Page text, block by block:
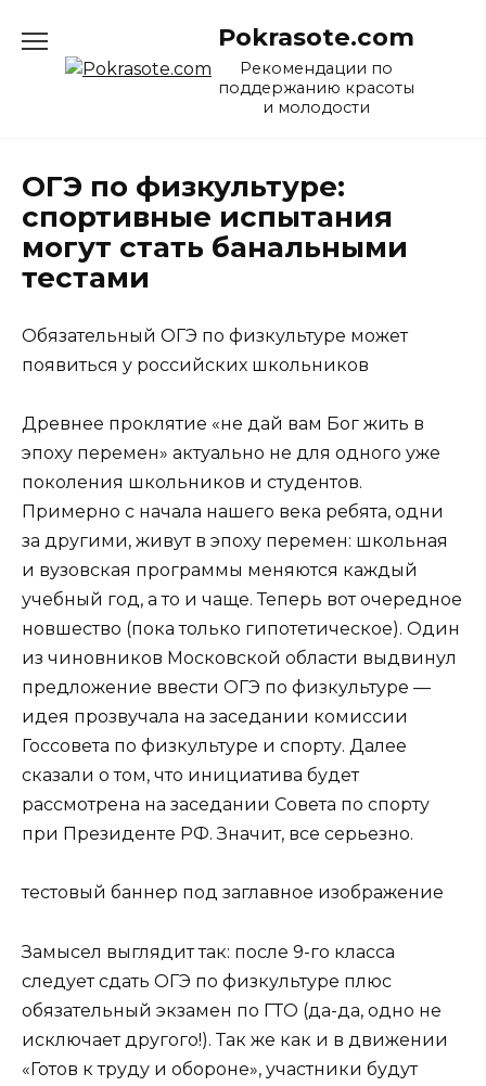
содержанию
Pokrasote.com
Рекомендации по
поддержанию красоты
и молодости
ОГЭ по физкультуре:
спортивные испытания
могут стать банальными
тестами
Обязательный ОГЭ по физкультуре может
появиться у российских школьников
Древнее проклятие «не дай вам Бог жить в
эпоху перемен» актуально не для одного уже
поколения школьников и студентов.
Примерно с начала нашего века ребята, одни
за другими, живут в эпоху перемен: школьная
и вузовская программы меняются каждый
учебный год, а то и чаще. Теперь вот очередное
новшество (пока только гипотетическое). Один
из чиновников Московской области выдвинул
предложение ввести ОГЭ по физкультуре —
идея прозвучала на заседании комиссии
Госсовета по физкультуре и спорту. Далее
сказали о том, что инициатива будет
рассмотрена на заседании Совета по спорту
при Президенте РФ. Значит, все серьезно.
тестовый баннер под заглавное изображение
Замысел выглядит так: после 9-го класса
следует сдать ОГЭ по физкультуре плюс
обязательный экзамен по ГТО (да-да, одно не
исключает другого!). Так же как и в движении
«Готов к труду и обороне», участники будут